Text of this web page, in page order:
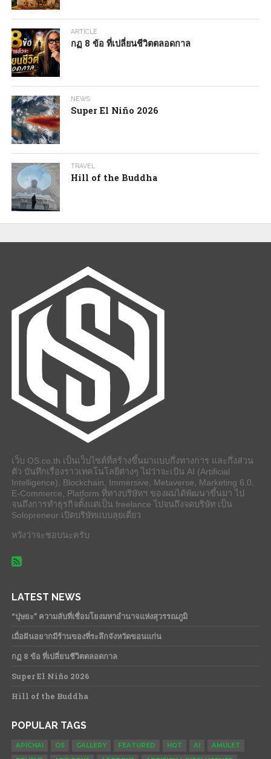
ARTICLE
กฏ 8 ข้อ ที่เปลี่ยนชีวิตตลอดกาล
NEWS
Super El Niño 2026
TRAVEL
Hill of the Buddha
เว็บ OS.co.th เป็นเว็บไซต์ที่สร้างขึ้นมาแบบกึ่งทางการ และกึ่งส่วน
ตัว บันทึกเรื่องราวเทคโนโลยีต่างๆ ไม่ว่าจะเป้น AI (Artificial
Intelligence), Blockchain, Immersive, Metaverse, Marketing 6.0,
E-Commerce, Platform ที่ทางบริษัทฯ ของผมได้พัฒนาขึ้นมา ไป
จนถึงการทำธุรกิจตั้งแต่เป็น freelance ไปจนถึงจดบริษัท เป็น
Solopreneur เปิดบริษัทแบบลุยเดี่ยว
หวังว่าจะชอบนะครับ
LATEST NEWS
“ปุษยะ” ความลับที่เชื่อมโยงมหาอำนาจแห่งสุวรรณภูมิ
เมื่อฝันอยากมีร้านของที่ระลึกจังหวัดขอนแก่น
กฏ 8 ข้อ ที่เปลี่ยนชีวิตตลอดกาล
Super El Niño 2026
Hill of the Buddha
POPULAR TAGS
APICHAI OS GALLERY FEATURED HOT AI
AMULET